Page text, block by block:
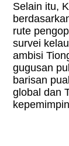
Selain itu,
rute
survei
ambisi
gugusan
barisan
global dan